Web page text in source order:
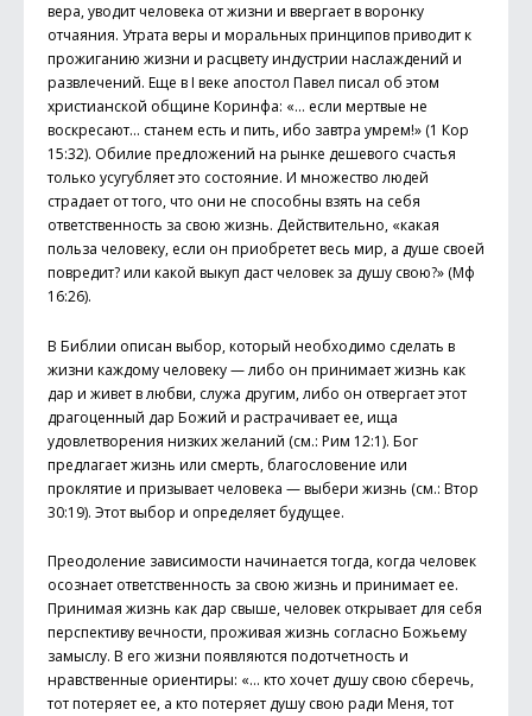
вера, уводит человека от жизни и ввергает в воронку
отчаяния. Утрата веры и моральных принципов приводит к
прожиганию жизни и расцвету индустрии наслаждений и
развлечений. Еще в I веке апостол Павел писал об этом
христианской общине Коринфа: «… если мертвые не
воскресают... станем есть и пить, ибо завтра умрем!» (1 Кор
15:32). Обилие предложений на рынке дешевого счастья
только усугубляет это состояние. И множество людей
страдает от того, что они не способны взять на себя
ответственность за свою жизнь. Действительно, «какая
польза человеку, если он приобретет весь мир, а душе своей
повредит? или какой выкуп даст человек за душу свою?» (Мф
16:26).
В Библии описан выбор, который необходимо сделать в
жизни каждому человеку — либо он принимает жизнь как
дар и живет в любви, служа другим, либо он отвергает этот
драгоценный дар Божий и растрачивает ее, ища
удовлетворения низких желаний (см.: Рим 12:1). Бог
предлагает жизнь или смерть, благословение или
проклятие и призывает человека — выбери жизнь (см.: Втор
30:19). Этот выбор и определяет будущее.
Преодоление зависимости начинается тогда, когда человек
осознает ответственность за свою жизнь и принимает ее.
Принимая жизнь как дар свыше, человек открывает для себя
перспективу вечности, проживая жизнь согласно Божьему
замыслу. В его жизни появляются подотчетность и
нравственные ориентиры: «… кто хочет душу свою сберечь,
тот потеряет ее, а кто потеряет душу свою ради Меня, тот